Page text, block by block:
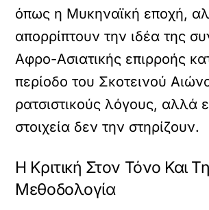
όπως η Μυκηναϊκή εποχή,
απορρίπτουν την ιδέα της
Αφρο-Ασιατικής επιρροής
περίοδο του Σκοτεινού
ρατσιστικούς λόγους, αλλά
στοιχεία δεν την στηρίζουν.
Η Κριτική Στον Τόνο Και Τη
Μεθοδολογία